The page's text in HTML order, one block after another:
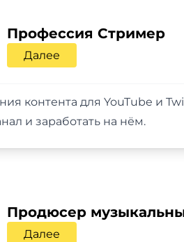
Профессия Стример
Далее
контента для YouTube и
и заработать на нём.
Продюсер
Далее